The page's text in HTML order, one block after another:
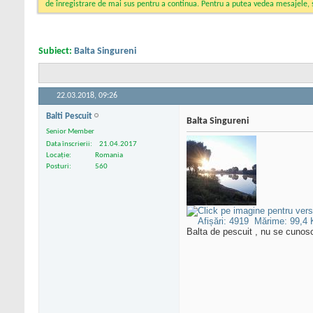
de înregistrare de mai sus pentru a continua. Pentru a putea vedea
Subiect: Balta Singureni
22.03.2018, 09:26
Balti Pescuit
Senior Member
Data înscrierii
21.04.2017
Locație
Romania
Posturi
560
Balta Singureni
Balta de pescuit , nu se